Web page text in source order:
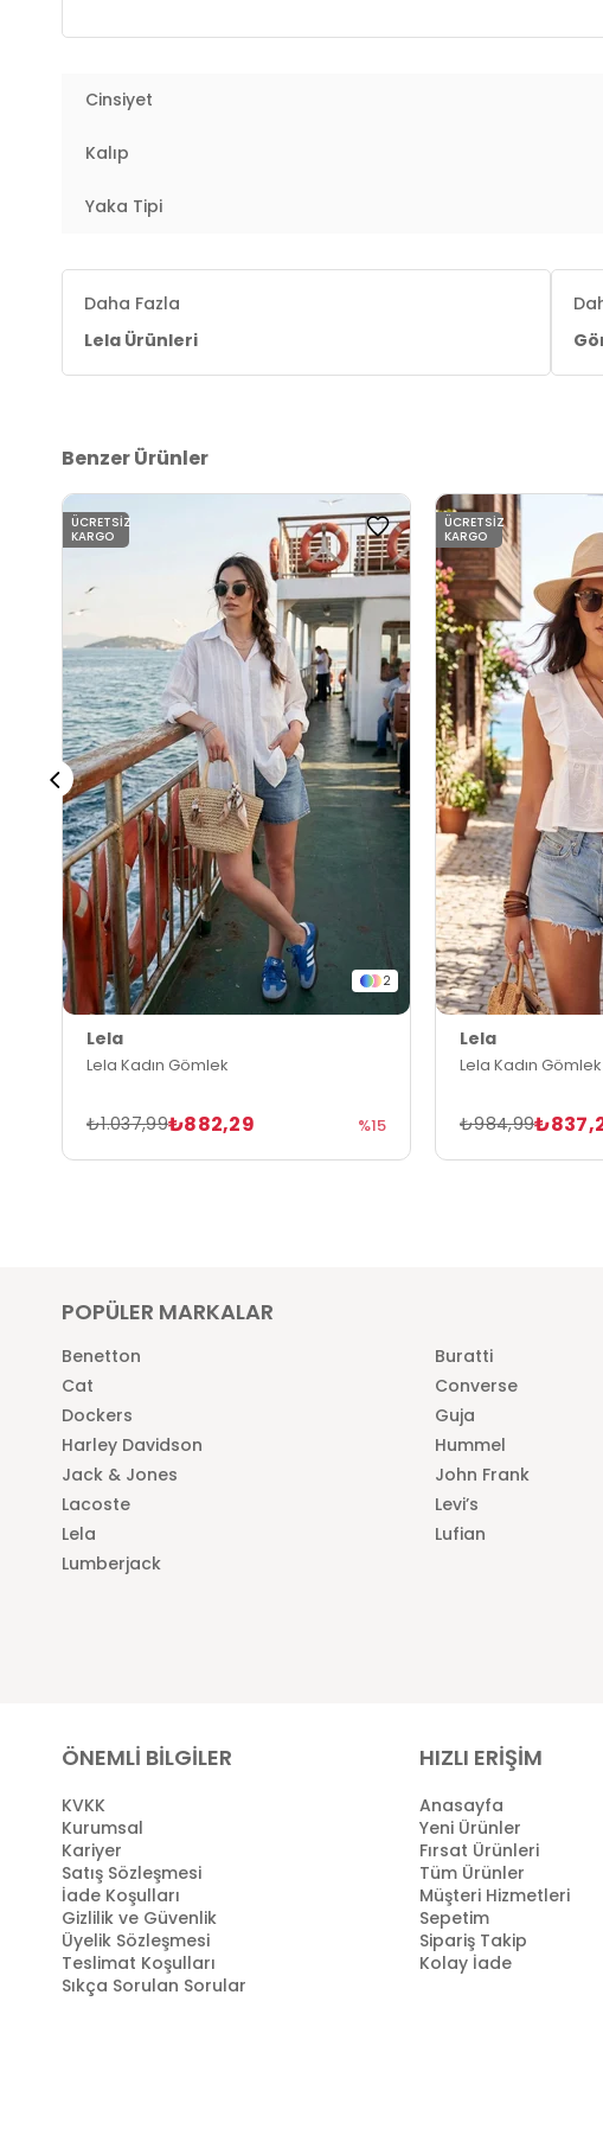
Manken Ölçüsü :
Boy : 1.75 cm / Göğüs : 85 cm / Bel : 65
Cinsiyet
Kalıp
Yaka Tipi
Daha Fazla
Lela Ürünleri
Benzer Ürünler
2
Lela
Lela Kadın Gömlek
₺882,29
₺1.037,99 %15
ÜCRETSIZ
KARGO
Lela
Lela Kadın Gömlek
₺984,99
ÜCRETSIZ
KARGO
POPÜLER MARKALAR
Benetton
Buratti
Cat
Converse
Dockers
Guja
Harley Davidson
Hummel
Jack & Jones
John Frank
Lacoste
Levi’s
Lela
Lufian
Lumberjack
ÖNEMLİ BİLGİLER
KVKK
Kurumsal
Kariyer
Satış Sözleşmesi
İade Koşulları
Gizlilik ve Güvenlik
Üyelik Sözleşmesi
Teslimat Koşulları
Sıkça Sorulan Sorular
HIZLI ERİŞİM
Anasayfa
Yeni Ürünler
Fırsat Ürünleri
Tüm Ürünler
Müşteri Hizmetleri
Sepetim
Sipariş Takip
Kolay İade